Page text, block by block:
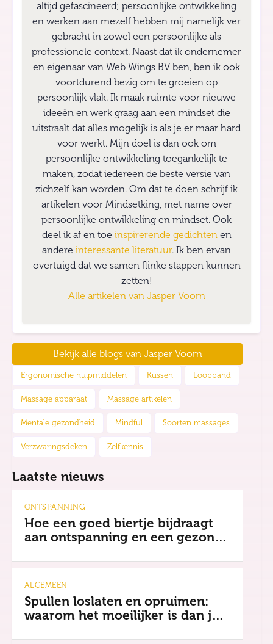
altijd gefascineerd; persoonlijke ontwikkeling
en werken aan mezelf hebben mij namelijk ver
gebracht in zowel een persoonlijke als
professionele context. Naast dat ik ondernemer
en eigenaar van Web Wings BV ben, ben ik ook
voortdurend bezig om te groeien op
persoonlijk vlak. Ik maak ruimte voor nieuwe
ideeën en werk graag aan een mindset die
uitstraalt dat alles mogelijk is als je er maar hard
voor werkt. Mijn doel is dan ook om
persoonlijke ontwikkeling toegankelijk te
maken, zodat iedereen de beste versie van
zichzelf kan worden. Om dat te doen schrijf ik
artikelen voor Mindsetking, met name over
persoonlijke ontwikkeling en mindset. Ook
deel ik af en toe inspirerende gedichtenen
andere interessante literatuur. Ik ben ervan
overtuigd dat we samen flinke stappen kunnen
zetten!
Alle artikelen van Jasper Voorn
Bekijk alle blogs van Jasper Voorn
Ergonomische hulpmiddelen Kussen Loopband
Massage apparaat Massage artikelen
Mentale gezondheid Mindful Soorten massages
Verzwaringsdeken Zelfkennis
Laatste nieuws
ONTSPANNING
Hoe een goed biertje bijdraagt
aan ontspanning en een gezonde
ALGEMEEN
Spullen loslaten en opruimen:
waarom het moeilijker is dan je